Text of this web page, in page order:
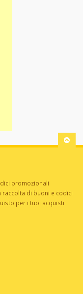
promozionali
di buoni e codici
per i tuoi acquisti